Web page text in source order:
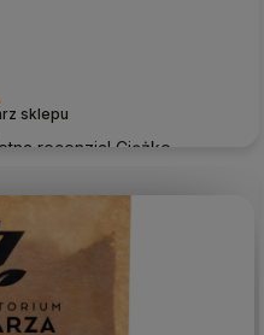
sklepu
recenzja! Ciężko
nam się udało. Mamy